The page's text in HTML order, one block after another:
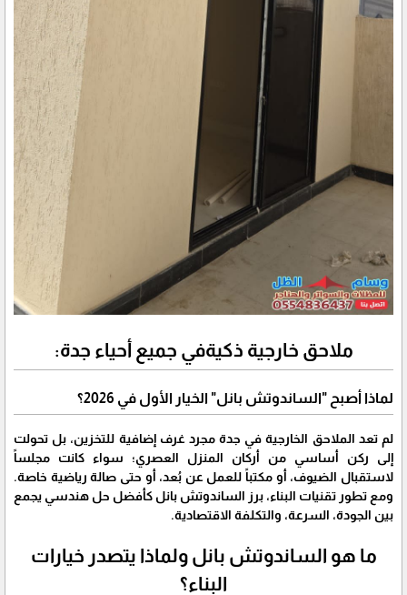
ملاحق خارجية ذكيةفي جميع أحياء جدة:
لماذا أصبح "الساندوتش بانل" الخيار الأول في 2026؟
​لم تعد الملاحق الخارجية في جدة مجرد غرف إضافية للتخزين، بل تحولت
إلى ركن أساسي من أركان المنزل العصري؛ سواء كانت مجلساً
لاستقبال الضيوف، أو مكتباً للعمل عن بُعد، أو حتى صالة رياضية خاصة.
ومع تطور تقنيات البناء، برز الساندوتش بانل كأفضل حل هندسي يجمع
بين الجودة، السرعة، والتكلفة الاقتصادية.
​ما هو الساندوتش بانل ولماذا يتصدر خيارات
البناء؟